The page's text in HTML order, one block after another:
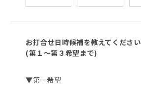
お打合せ日時候補を教えてください
(第１～第３希望まで)
▼第一希望